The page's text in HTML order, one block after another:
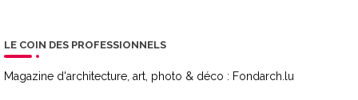
LE COIN DES PROFESSIONNELS
Magazine d'architecture, art, photo & déco : Fondarch.lu